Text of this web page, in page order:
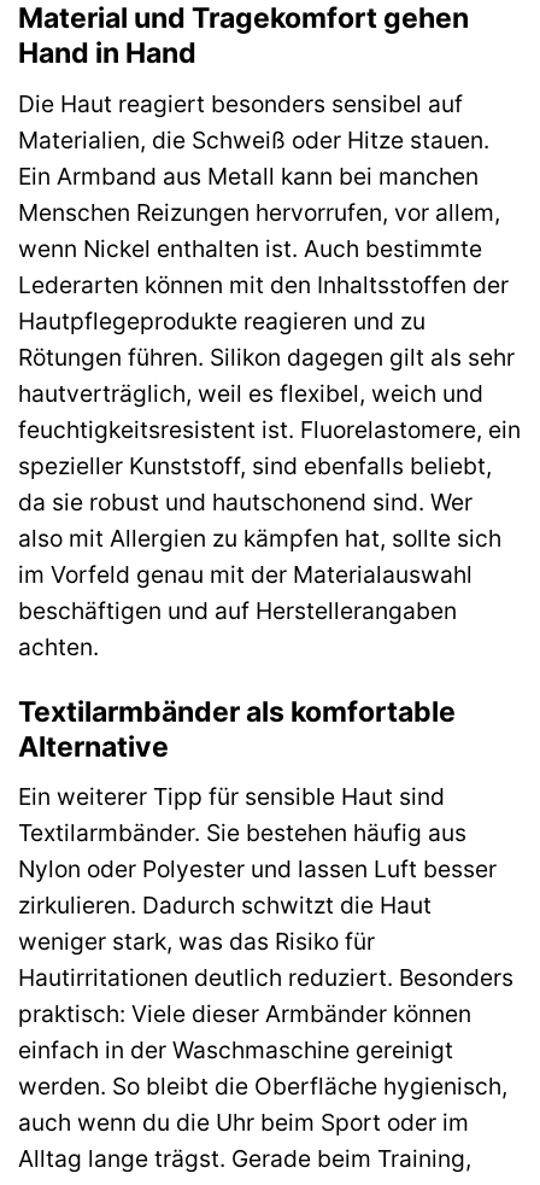
Material und Tragekomfort gehen
Hand in Hand
Die Haut reagiert besonders sensibel auf
Materialien, die Schweiß oder Hitze stauen.
Ein Armband aus Metall kann bei manchen
Menschen Reizungen hervorrufen, vor allem,
wenn Nickel enthalten ist. Auch bestimmte
Lederarten können mit den Inhaltsstoffen der
Hautpflegeprodukte reagieren und zu
Rötungen führen. Silikon dagegen gilt als sehr
hautverträglich, weil es flexibel, weich und
feuchtigkeitsresistent ist. Fluorelastomere, ein
spezieller Kunststoff, sind ebenfalls beliebt,
da sie robust und hautschonend sind. Wer
also mit Allergien zu kämpfen hat, sollte sich
im Vorfeld genau mit der Materialauswahl
beschäftigen und auf Herstellerangaben
achten.
Textilarmbänder als komfortable
Alternative
Ein weiterer Tipp für sensible Haut sind
Textilarmbänder. Sie bestehen häufig aus
Nylon oder Polyester und lassen Luft besser
zirkulieren. Dadurch schwitzt die Haut
weniger stark, was das Risiko für
Hautirritationen deutlich reduziert. Besonders
praktisch: Viele dieser Armbänder können
einfach in der Waschmaschine gereinigt
werden. So bleibt die Oberfläche hygienisch,
auch wenn du die Uhr beim Sport oder im
Alltag lange trägst. Gerade beim Training,